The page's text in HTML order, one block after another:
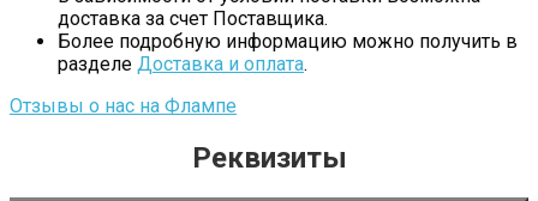
доставка за счет Поставщика.
Более подробную информацию можно получить в
разделе Доставка и оплата.
Отзывы о нас на Флампе
Реквизиты